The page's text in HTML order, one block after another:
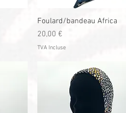
Aperçu rapide
Foulard/bandeau Africa
Prix
20,00 €
TVA Incluse